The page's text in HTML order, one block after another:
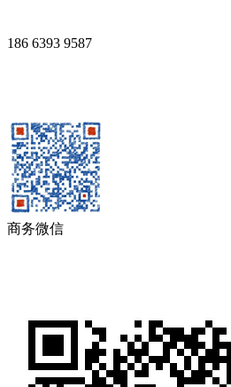
186 6393 9587
商务微信